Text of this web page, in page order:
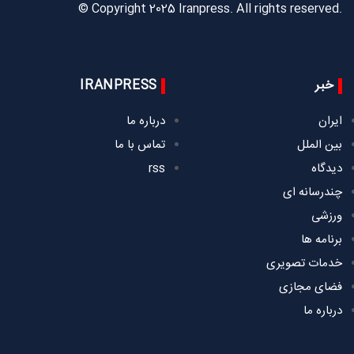
© Copyright 2025 Iranpress. All rights reserved.
خبر
ایران
بین الملل
دیدگاه
چندرسانه ای
ورزشی
برنامه ها
خدمات تصویری
فضای مجازی
درباره ما
IRANPRESS
درباره ما
تماس با ما
rss